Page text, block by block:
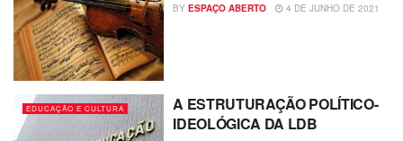
BY ESPAÇO ABERTO 4 DE JUNHO DE 2021
EDUCAÇÃO E CULTURA
A ESTRUTURAÇÃO POLÍTICO-
IDEOLÓGICA DA LDB